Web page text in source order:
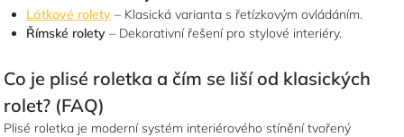
Látkové rolety – Klasická varianta s řetízkovým ovládáním.
Římské rolety – Dekorativní řešení pro stylové interiéry.
Co je plisé roletka a čím se liší od klasických
rolet? (FAQ)
Plisé roletka je moderní systém interiérového stínění tvořený